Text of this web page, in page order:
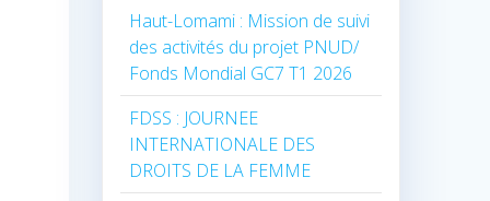
Haut-Lomami : Mission de suivi
des activités du projet PNUD/
Fonds Mondial GC7 T1 2026
FDSS : JOURNEE
INTERNATIONALE DES
DROITS DE LA FEMME